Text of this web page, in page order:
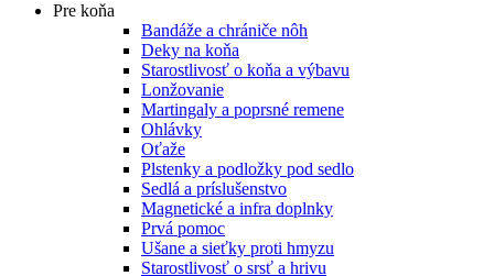
Pre koňa
Bandáže a chrániče nôh
Deky na koňa
Starostlivosť o koňa a výbavu
Lonžovanie
Martingaly a poprsné remene
Ohlávky
Oťaže
Plstenky a podložky pod sedlo
Sedlá a príslušenstvo
Magnetické a infra doplnky
Prvá pomoc
Ušane a sieťky proti hmyzu
Starostlivosť o srsť a hrivu